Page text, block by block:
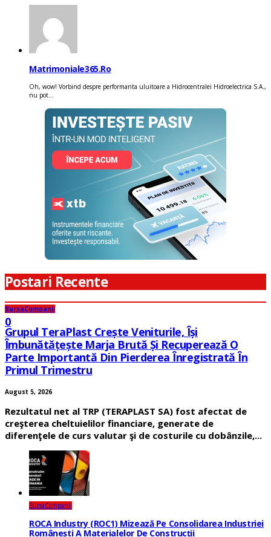
Matrimoniale365.ro
Oh, wow! Vorbind despre performanta uluitoare a Hidrocentralei Hidroelectrica S.A.,
nu pot...
Postari Recente
BursaCompanii
0
Grupul TeraPlast Crește Veniturile, Își
Îmbunătățește Marja Brută Și Recuperează O
Parte Importantă Din Pierderea Înregistrată În
Primul Trimestru
August 5, 2026
Rezultatul net al TRP (TERAPLAST SA) fost afectat de
creşterea cheltuielilor financiare, generate de
diferenţele de curs valutar şi de costurile cu dobânzile,...
BursaCompanii
ROCA Industry (ROC1) Mizează Pe Consolidarea Industriei
Românești A Materialelor De Construcții